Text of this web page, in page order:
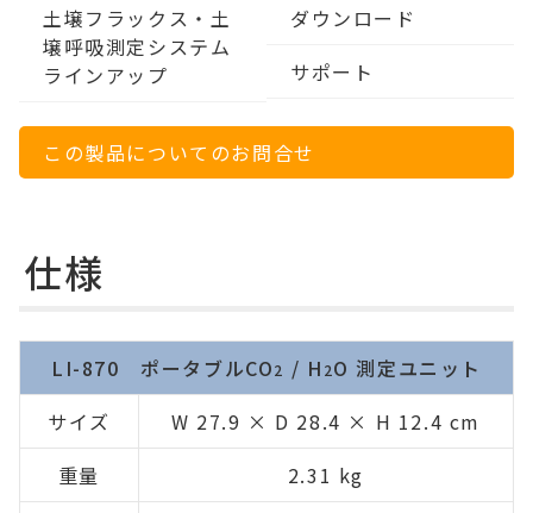
土壌フラックス・土
壌呼吸測定システム
ラインアップ
ダウンロード
サポート
この製品についてのお問合せ
仕様
LI-870 ポータブルCO2 / H 2O 測定ユニット
サイズ
W 27.9 × D 28.4 × H 12.4 cm
重量
2.31 kg